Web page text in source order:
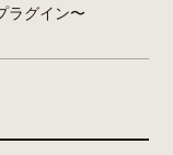
ラグイン〜